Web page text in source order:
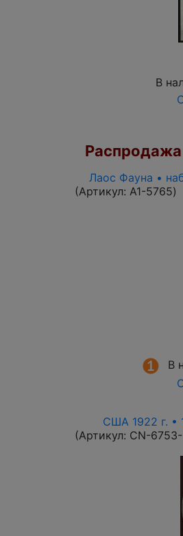
В
Распродажа
Лаос Фауна •
(Артикул: A1-5765)
В
США 1922 г. •
(Артикул: CN-